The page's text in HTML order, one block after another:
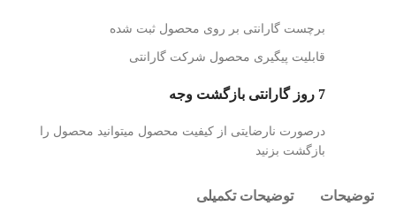
برچست گارانتی بر روی محصول ثبت شده
قابلیت پیگیری محصول شرکت گارانتی
7 روز گارانتی بازگشت وجه
درصورت نارضایتی از کیفیت محصول میتوانید محصول را
بازگشت بزنید
توضیحات توضیحات تکمیلی